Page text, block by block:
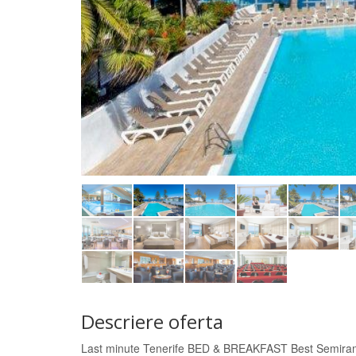
Descriere oferta
Last minute Tenerife BED & BREAKFAST Best